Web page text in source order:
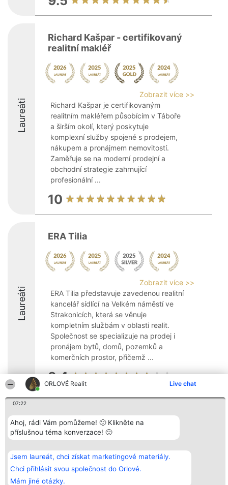
ORLOVÉ Realit Live chat
07:22
Ahoj, rádi Vám pomůžeme! 🙂 Klikněte na
příslušnou téma konverzace! 🙂
Jsem laureát, chci získat marketingové materiály.
Chci přihlásit svou společnost do Orlové.
Mám jiné otázky.
Laureáti
Richard Kašpar - certifikovaný
realitní makléř
Zobrazit více >>
Richard Kašpar je certifikovaným
realitním makléřem působícím v Táboře
a širším okolí, který poskytuje
komplexní služby spojené s prodejem,
nákupem a pronájmem nemovitostí.
Zaměřuje se na moderní prodejní a
obchodní strategie zahrnující
profesionální ...
10
Laureáti
ERA Tilia
Zobrazit více >>
ERA Tilia představuje zavedenou realitní
kancelář sídlící na Velkém náměstí ve
Strakonicích, která se věnuje
kompletním službám v oblasti realit.
Společnost se specializuje na prodej i
pronájem bytů, domů, pozemků a
komerčních prostor, přičemž ...
8.4
Bright Side Solutions sp. z o.
o. sp. k.
ul. Ruska 22
KRS 0000749100 | Regon
381313360 | NIP 8943132676
Vítězové
Seznam všech
laureátů
Pravidla
Zásady
ochrany
osobních údajů